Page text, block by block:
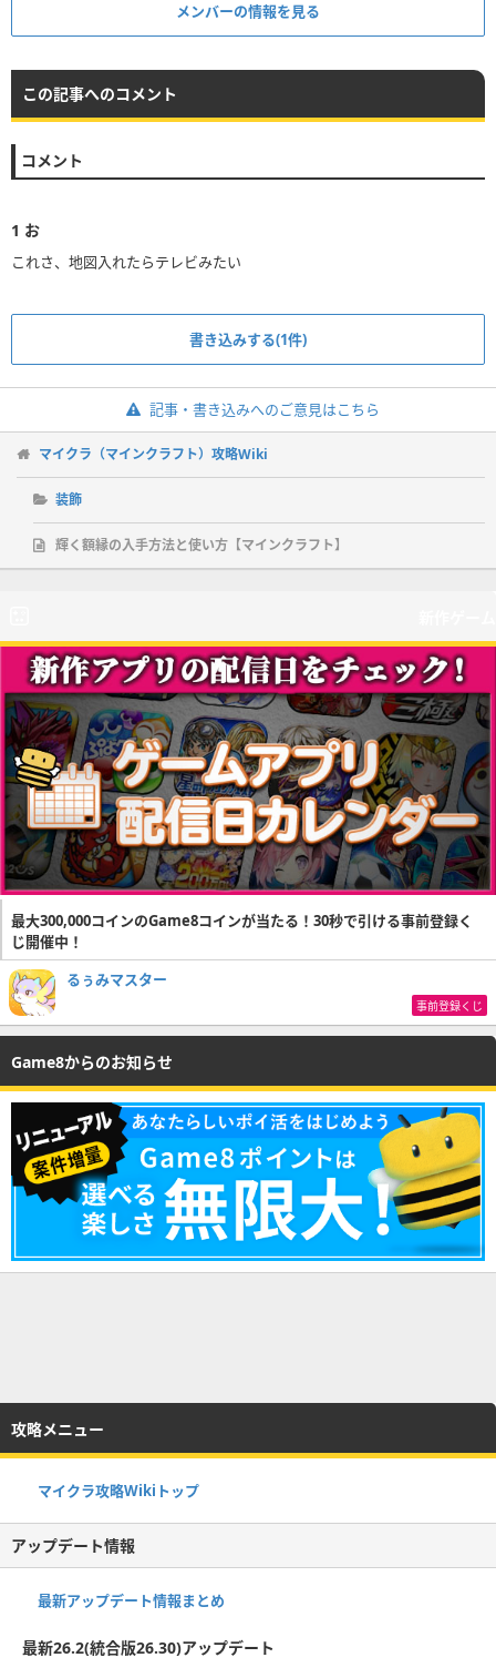
メンバーの情報を見る
この記事へのコメント
コメント
1 お
これさ、地図入れたらテレビみたい
書き込みする(1件)
記事・書き込みへのご意見はこちら
マイクラ（マインクラフト）攻略Wiki
装飾
輝く額縁の入手方法と使い方【マインクラフト】
最大300,000コインのGame8コインが当たる！30秒で引ける事前登録く
じ開催中！
るぅみマスター
事前登録くじ
Game8からのお知らせ
攻略メニュー
マイクラ攻略Wikiトップ
アップデート情報
最新アップデート情報まとめ
最新26.2(統合版26.30)アップデート